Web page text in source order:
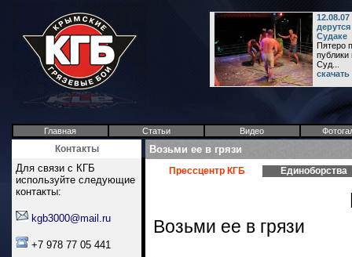
Судаке
Пятеро
публики
Суд...
Главная Статьи Видео
Контакты
Для связи с КГБ
используйте следующие
контакты:
kgb3000@mail.ru
+7 978 77 05 441
Возьми ее в грязи
Прессцентр КГБ Единоборства
Возьми ее в грязи